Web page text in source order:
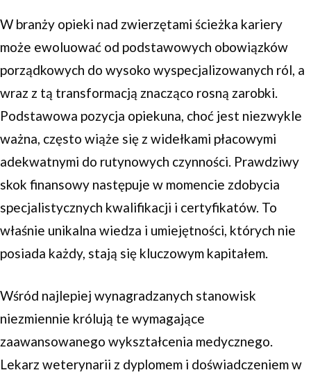
W branży opieki nad zwierzętami ścieżka kariery
może ewoluować od podstawowych obowiązków
porządkowych do wysoko wyspecjalizowanych ról, a
wraz z tą transformacją znacząco rosną zarobki.
Podstawowa pozycja opiekuna, choć jest niezwykle
ważna, często wiąże się z widełkami płacowymi
adekwatnymi do rutynowych czynności. Prawdziwy
skok finansowy następuje w momencie zdobycia
specjalistycznych kwalifikacji i certyfikatów. To
właśnie unikalna wiedza i umiejętności, których nie
posiada każdy, stają się kluczowym kapitałem.
Wśród najlepiej wynagradzanych stanowisk
niezmiennie królują te wymagające
zaawansowanego wykształcenia medycznego.
Lekarz weterynarii z dyplomem i doświadczeniem w